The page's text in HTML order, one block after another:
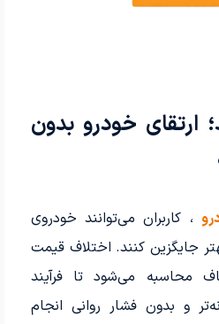
ارتقای خودرو بدون
، کاربران می‌توانند خودروی
جایگزین کنند. اختلاف قیمت
محاسبه می‌شود تا فرآیند
و بدون فشار روانی انجام